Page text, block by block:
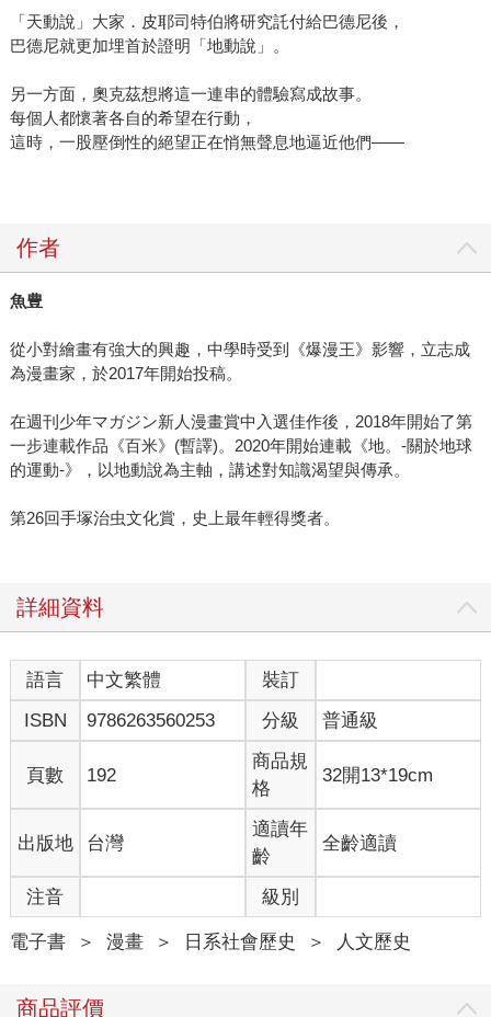
「天動說」大家．皮耶司特伯將研究託付給巴德尼後，
巴德尼就更加埋首於證明「地動說」。
另一方面，奧克茲想將這一連串的體驗寫成故事。
每個人都懷著各自的希望在行動，
這時，一股壓倒性的絕望正在悄無聲息地逼近他們――
作者
魚豊
從小對繪畫有強大的興趣，中學時受到《爆漫王》影響，立志成
為漫畫家，於2017年開始投稿。
在週刊少年マガジン新人漫畫賞中入選佳作後，2018年開始了第
一步連載作品《百米》(暫譯)。2020年開始連載《地。-關於地球
的運動-》，以地動說為主軸，講述對知識渴望與傳承。
第26回手塚治虫文化賞，史上最年輕得獎者。
詳細資料
語言 中文繁體
裝訂
ISBN
9786263560253 分級 普通級
頁數 192
商品規
格
32開13*19cm
出版地 台灣
適讀年
齡
全齡適讀
注音 級別
電子書 ＞ 漫畫 ＞ 日系社會歷史 ＞ 人文歷史
商品評價